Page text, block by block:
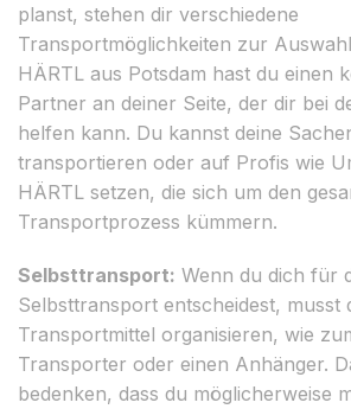
planst, stehen dir verschiedene
Transportmöglichkeiten zur
HÄRTL aus Potsdam hast du einen
Partner an deiner Seite, der dir bei
helfen kann. Du kannst deine
transportieren oder auf Profis wie
HÄRTL setzen, die sich um den
Transportprozess kümmern.
Selbsttransport: Wenn du dich für
Selbsttransport entscheidest, musst
Transportmittel organisieren, wie
Transporter oder einen Anhänger.
bedenken, dass du möglicherweise